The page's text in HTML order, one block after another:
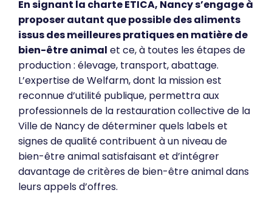
En signant la charte ETICA, Nancy s’engage à
proposer autant que possible des aliments
issus des meilleures pratiques en matière de
bien-être animal et ce, à toutes les étapes de
production : élevage, transport, abattage.
L’expertise de Welfarm, dont la mission est
reconnue d’utilité publique, permettra aux
professionnels de la restauration collective de la
Ville de Nancy de déterminer quels labels et
signes de qualité contribuent à un niveau de
bien-être animal satisfaisant et d’intégrer
davantage de critères de bien-être animal dans
leurs appels d’offres.